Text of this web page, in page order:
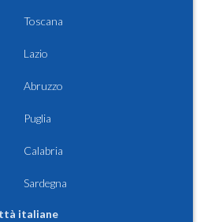
Toscana
Lazio
Abruzzo
Puglia
Calabria
Sardegna
italiane